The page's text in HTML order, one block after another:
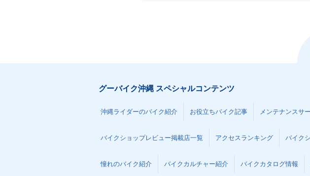
グーバイク沖縄 スペシャルコンテンツ
沖縄ライダーのバイク紹介 お役立ちバイク記事 メンテナンスサ
バイクショップレビュー掲載店一覧 アクセスランキング バイク
憧れのバイク紹介 バイクカルチャー紹介 バイクカタログ情報